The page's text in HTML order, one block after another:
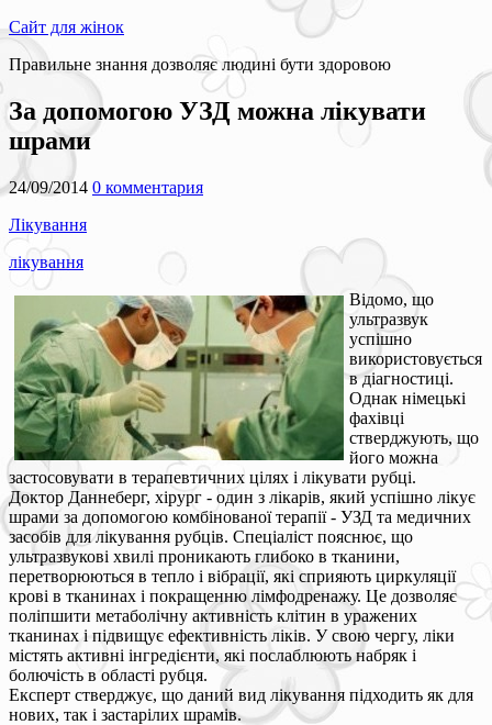
Сайт для жінок
Правильне знання дозволяє людині бути здоровою
За допомогою УЗД можна лікувати
шрами
24/09/2014 0 комментария
Лікування
лікування
Відомо, що
ультразвук
успішно
використовується
в діагностиці.
Однак німецькі
фахівці
стверджують, що
його можна
застосовувати в терапевтичних цілях і лікувати рубці.
Доктор Даннеберг, хірург - один з лікарів, який успішно лікує
шрами за допомогою комбінованої терапії - УЗД та медичних
засобів для лікування рубців. Спеціаліст пояснює, що
ультразвукові хвилі проникають глибоко в тканини,
перетворюються в тепло і вібрації, які сприяють циркуляції
крові в тканинах і покращенню лімфодренажу. Це дозволяє
поліпшити метаболічну активність клітин в уражених
тканинах і підвищує ефективність ліків. У свою чергу, ліки
містять активні інгредієнти, які послаблюють набряк і
болючість в області рубця.
Експерт стверджує, що даний вид лікування підходить як для
нових, так і застарілих шрамів.